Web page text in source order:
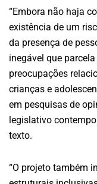
“Embora não haja
existência de um
da presença de
inegável que
preocupações
crianças e
em pesquisas de
legislativo
texto.
“O projeto também